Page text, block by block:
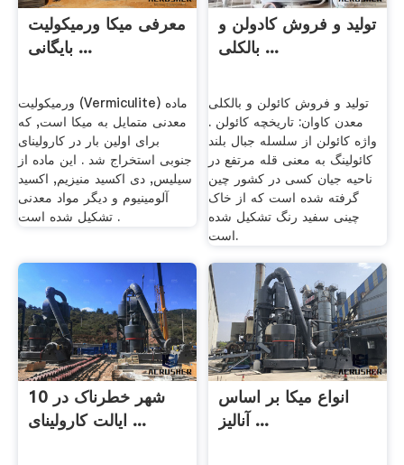
معرفی میکا ورمیکولیت
بایگانی ...
ورمیکولیت (Vermiculite) ماده
معدنی متمایل به میکا است, که
برای اولین بار در کارولینای
جنوبی استخراج شد . این ماده از
سیلیس, دی اکسید منیزیم, اکسید
آلومینیوم و دیگر مواد معدنی
تشکیل شده است .
تولید و فروش کادولن و
بالکلی ...
تولید و فروش کائولن و بالکلی
معدن کاوان: تاریخچه کائولن .
واژه کائولن از سلسله جبال بلند
کائولینگ به معنی قله مرتفع در
ناحیه جیان کسی در کشور چین
گرفته شده است که از خاک
چینی سفید رنگ تشکیل شده
است.
10 شهر خطرناک در
ایالت کارولینای ...
انواع میکا بر اساس
آنالیز ...